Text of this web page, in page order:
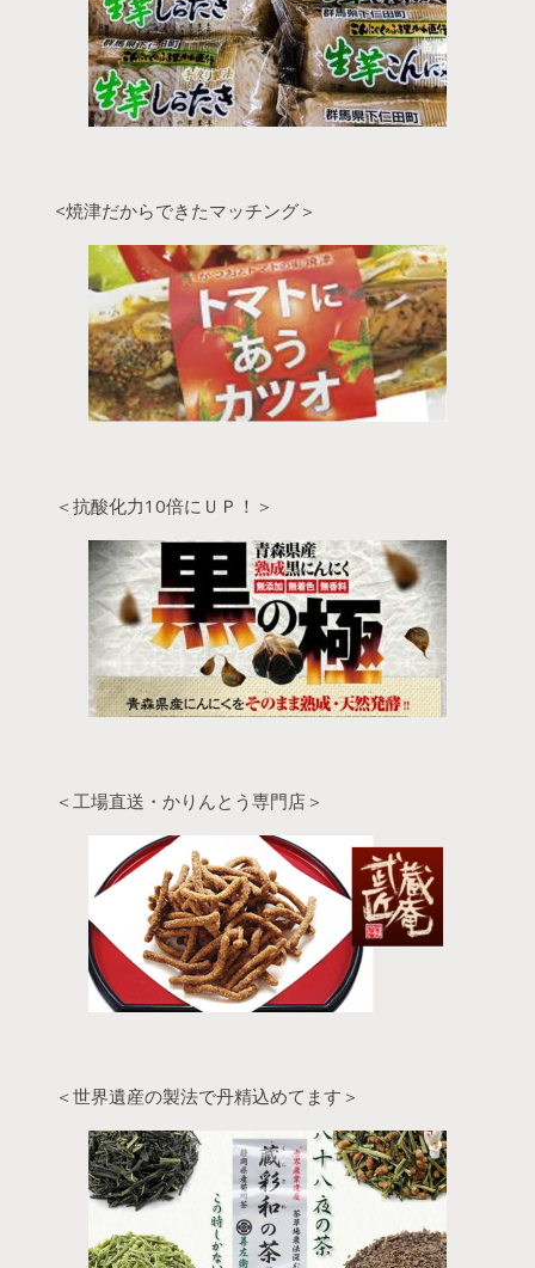
<焼津だからできたマッチング＞
＜抗酸化力10倍にＵＰ！＞
＜工場直送・かりんとう専門店＞
＜世界遺産の製法で丹精込めてます＞